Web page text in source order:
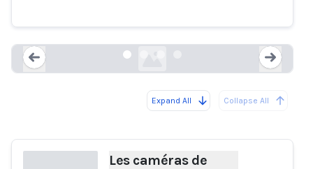
Expand All Collapse All
Les caméras de